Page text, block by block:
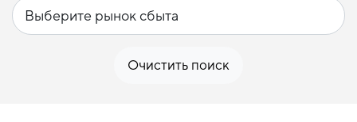
Очистить поиск